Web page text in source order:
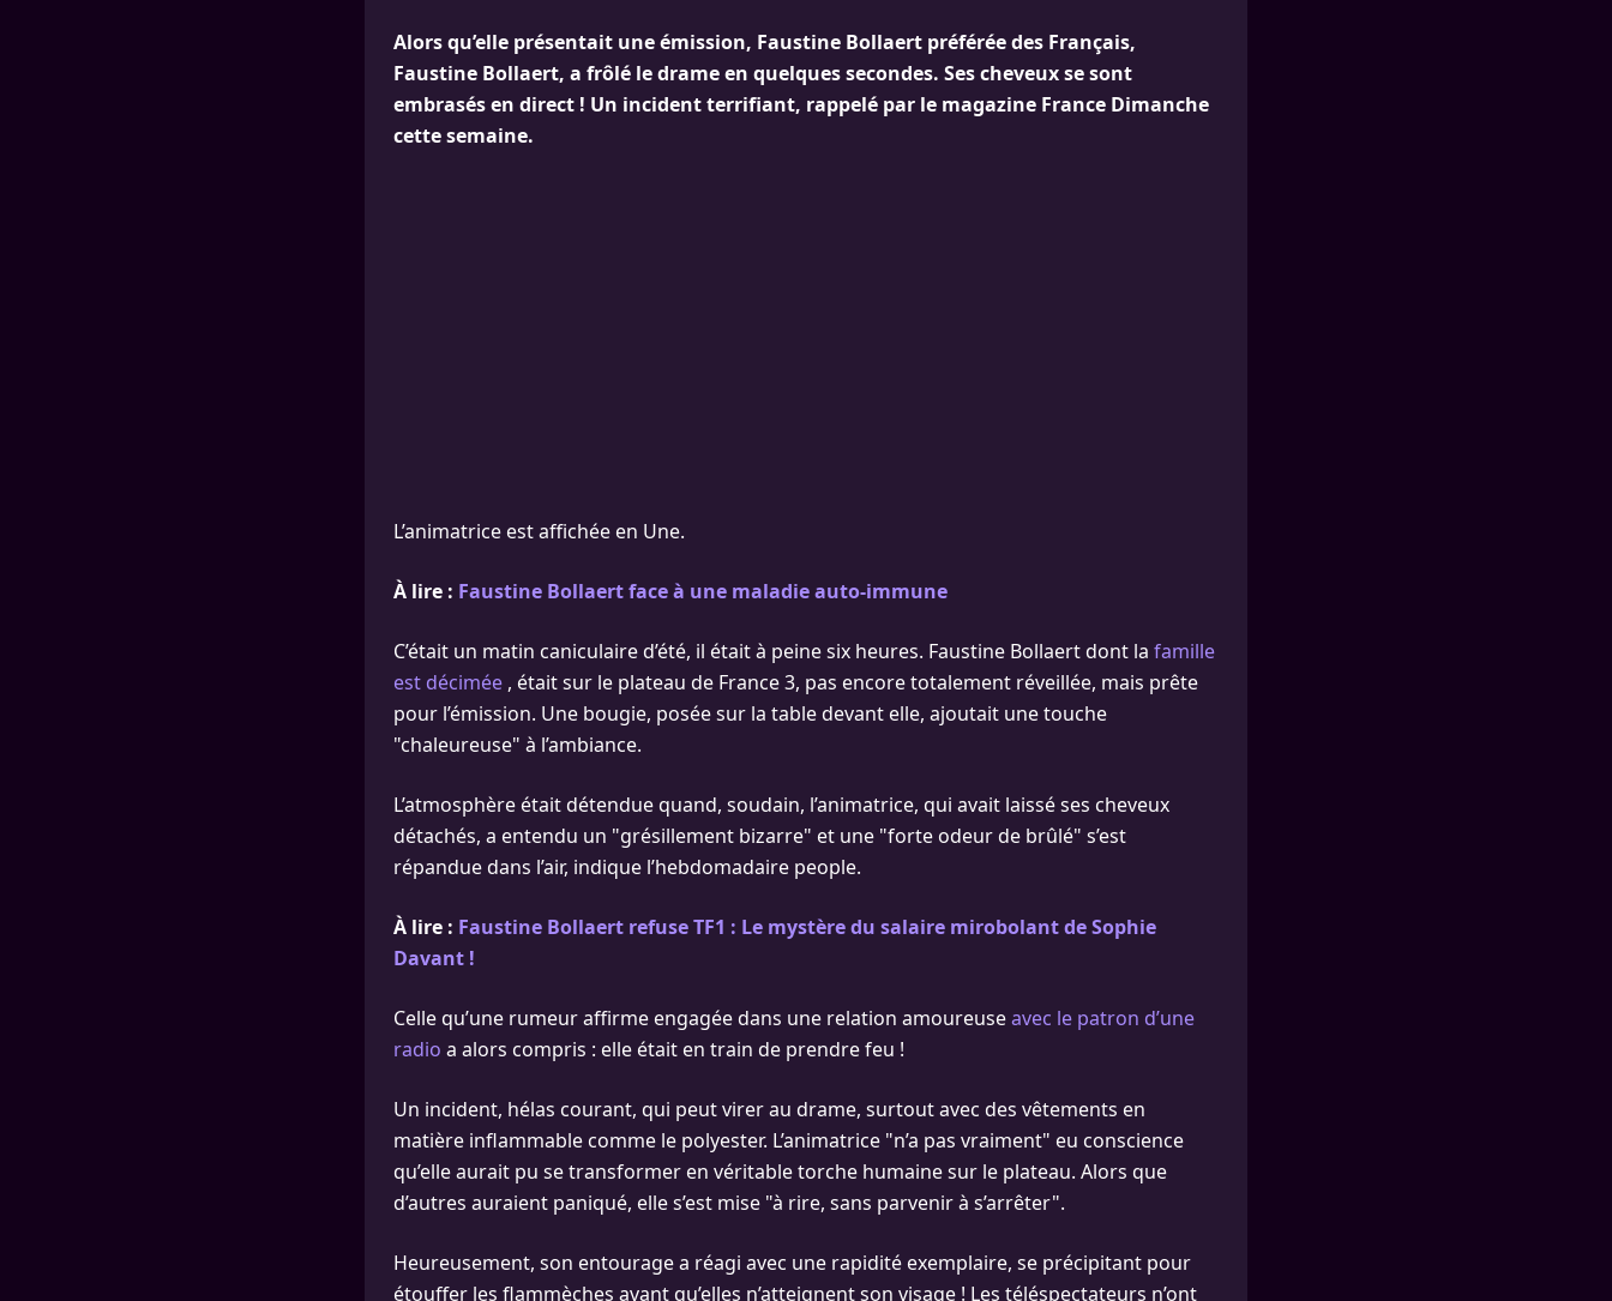
Alors qu’elle présentait une émission, Faustine Bollaert préférée des Français,
Faustine Bollaert, a frôlé le drame en quelques secondes. Ses cheveux se sont
embrasés en direct ! Un incident terrifiant, rappelé par le magazine France Dimanche
cette semaine.
L’animatrice est affichée en Une.
À lire : Faustine Bollaert face à une maladie auto-immune
C’était un matin caniculaire d’été, il était à peine six heures. Faustine Bollaert dont la famille
est décimée , était sur le plateau de France 3, pas encore totalement réveillée, mais prête
pour l’émission. Une bougie, posée sur la table devant elle, ajoutait une touche
"chaleureuse" à l’ambiance.
L’atmosphère était détendue quand, soudain, l’animatrice, qui avait laissé ses cheveux
détachés, a entendu un "grésillement bizarre" et une "forte odeur de brûlé" s’est
répandue dans l’air, indique l’hebdomadaire people.
À lire : Faustine Bollaert refuse TF1 : Le mystère du salaire mirobolant de Sophie
Davant !
Celle qu’une rumeur affirme engagée dans une relation amoureuseavec le patron d’une
radio a alors compris : elle était en train de prendre feu !
Un incident, hélas courant, qui peut virer au drame, surtout avec des vêtements en
matière inflammable comme le polyester. L’animatrice "n’a pas vraiment" eu conscience
qu’elle aurait pu se transformer en véritable torche humaine sur le plateau. Alors que
d’autres auraient paniqué, elle s’est mise "à rire, sans parvenir à s’arrêter".
Heureusement, son entourage a réagi avec une rapidité exemplaire, se précipitant pour
étouffer les flammèches avant qu’elles n’atteignent son visage ! Les téléspectateurs n’ont